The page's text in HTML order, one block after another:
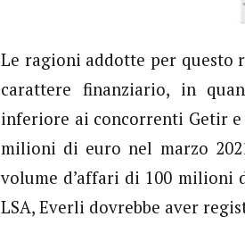
Le ragioni addotte per questo
carattere finanziario, in
inferiore ai concorrenti Getir
milioni di euro nel marzo
volume d’affari di 100 milioni
LSA, Everli dovrebbe aver